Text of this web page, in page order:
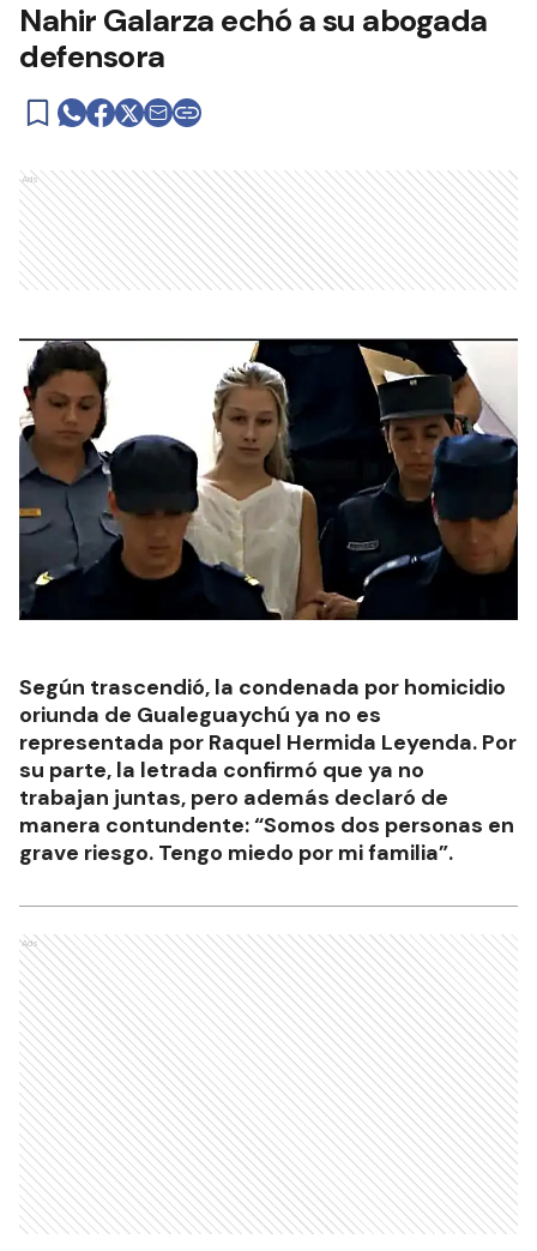
Nahir Galarza echó a su abogada
defensora
Ads
Según trascendió, la condenada por homicidio
oriunda de Gualeguaychú ya no es
representada por Raquel Hermida Leyenda. Por
su parte, la letrada confirmó que ya no
trabajan juntas, pero además declaró de
manera contundente: “Somos dos personas en
grave riesgo. Tengo miedo por mi familia”.
Ads